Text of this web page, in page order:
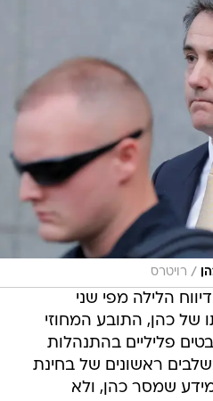
/ רויטרס
הלילה מפי שני
של כהן, התובע המחוזי
פליליים בהתנהלות
ראשונים של בחינת
שמסר כהן, ולא